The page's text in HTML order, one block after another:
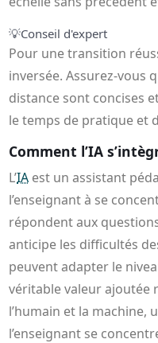
💡Conseil d'expert
Pour une transition
inversée. Assurez-vous
distance sont concises
le temps de pratique et
Comment l’IA
L’IA est un assistant
l’enseignant à se
répondent aux
anticipe les difficultés
peuvent adapter le
véritable valeur ajoutée
l’humain et la machine,
l’enseignant se